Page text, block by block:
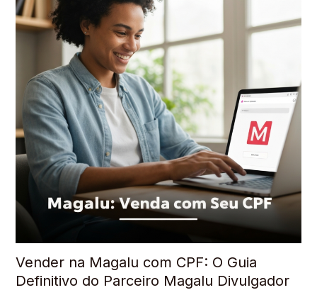
Vender na Magalu com CPF: O Guia
Definitivo do Parceiro Magalu Divulgador